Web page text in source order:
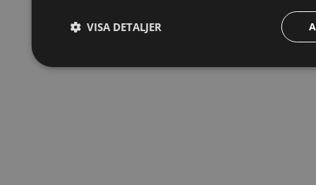
VISA DETALJER